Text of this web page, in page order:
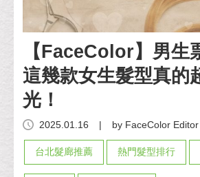
【FaceColor】男生
這幾款女生髮型真的
光！
2025.01.16 | by FaceColor Editor
台北髮廊推薦 熱門髮型排行